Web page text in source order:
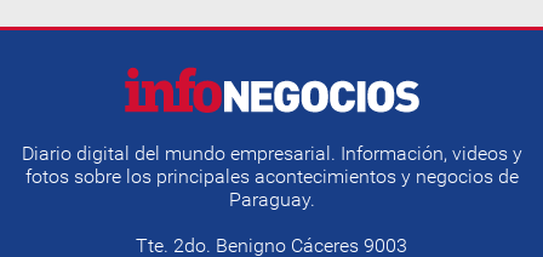
Diario digital del mundo empresarial. Información, videos y
fotos sobre los principales acontecimientos y negocios de
Paraguay.
Tte. 2do. Benigno Cáceres 9003